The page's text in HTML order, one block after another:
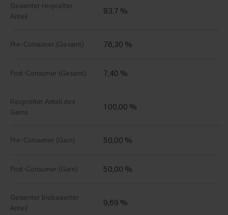
Gesamter recycelter
Anteil
83.7 %
Pre-Consumer (Gesamt) 76,30 %
Post-Consumer (Gesamt) 7,40 %
Recycelter Anteil des
Garns
100,00 %
Pre-Consumer (Garn) 50,00 %
Post-Consumer (Garn) 50,00 %
Gesamter biobasierter
Anteil
9,69 %